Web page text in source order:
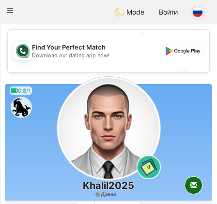
Weshrak
Toggle
Mode Войти
💖
💕
Find Your Perfect Match
Download our dating app now!
0.8/1
0
Khalil2025
Давно